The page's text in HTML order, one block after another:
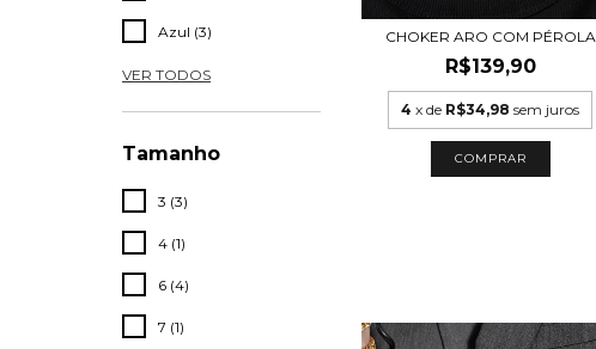
Azul (3)
VER TODOS
Tamanho
3 (3)
4 (1)
6 (4)
7 (1)
CHOKER ARO COM PÉROLA
R$139,90
4 x de R$34,98 sem juros
COMPRAR